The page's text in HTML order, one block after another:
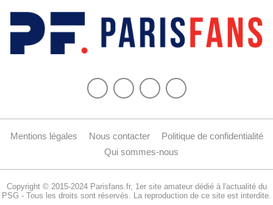
Mentions légales Nous contacter
Politique de confidentialité
Qui sommes-nous
Copyright © 2015-2024 Parisfans.fr, 1er site amateur dédié à l'actualité du
PSG - Tous les droits sont réservés. La reproduction de ce site est interdite.